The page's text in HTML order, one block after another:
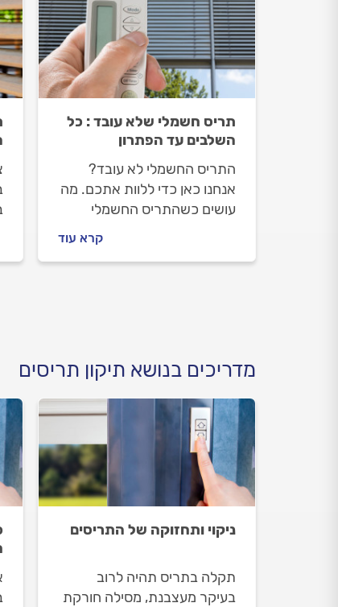
תריס חשמלי שלא עובד : כל
השלבים עד הפתרון
התריס החשמלי לא עובד?
אנחנו כאן כדי ללוות אתכם. מה
עושים כשהתריס החשמלי
מול מתקן התריסים וכמה יעלה
תיקון תריס חשמלי? כל
קרא עוד
מדריכים בנושא תיקון תריסים
ניקוי ותחזוקה של התריסים
תקלה בתריס תהיה לרוב
בעיקר מעצבנת, מסילה חורקת